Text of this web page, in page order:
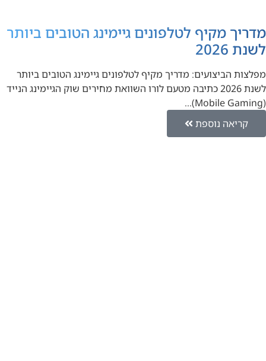
מדריך מקיף לטלפונים גיימינג הטובים ביותר
לשנת 2026
מפלצות הביצועים: מדריך מקיף לטלפונים גיימינג הטובים ביותר
לשנת 2026 כתיבה מטעם לורו השוואת מחירים שוק הגיימינג הנייד
(Mobile Gaming)…
קריאה נוספת